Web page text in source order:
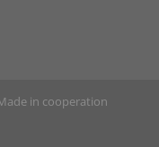
in cooperation